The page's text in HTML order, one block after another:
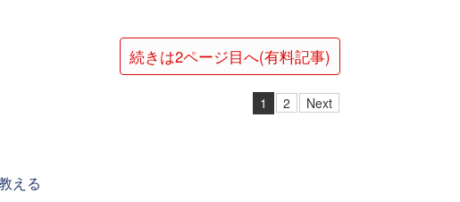
続きは2ページ目へ(有料記事)
1 2 Next
える